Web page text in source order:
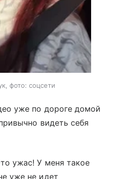
фото: соцсети
уже по дороге домой
видеть себя
ужас! У меня такое
уже не идет